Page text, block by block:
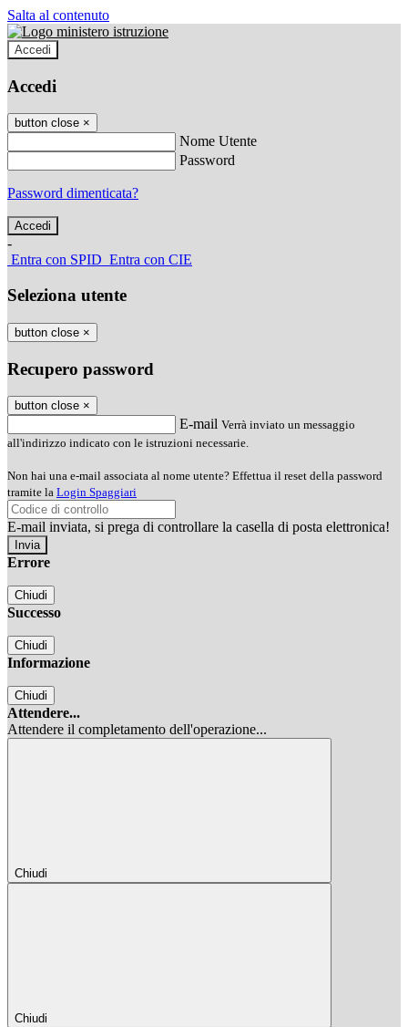
Salta al contenuto
Accedi
Accedi
button close ×
Nome Utente
Password
Password dimenticata?
-
Entra con SPID Entra con CIE
Seleziona utente
button close ×
Recupero password
button close ×
E-mail Verrà inviato un messaggio
all'indirizzo indicato con le istruzioni necessarie.
Non hai una e-mail associata al nome utente? Effettua il reset della password
tramite la Login Spaggiari
E-mail inviata, si prega di controllare la casella di posta elettronica!
Errore
Chiudi
Successo
Chiudi
Informazione
Chiudi
Attendere...
Attendere il completamento dell'operazione...
Chiudi
Chiudi